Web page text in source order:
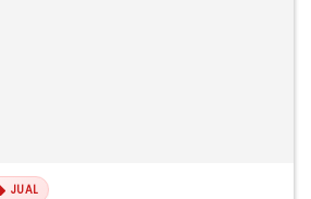
JUAL